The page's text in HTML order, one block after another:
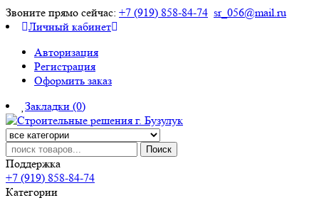
Звоните прямо сейчас: +7 (919) 858-84-74 sr_056@mail.ru
Личный кабинет
Авторизация
Регистрация
Оформить заказ
Закладки (0)
Поиск
Поддержка
+7 (919) 858-84-74
Категории